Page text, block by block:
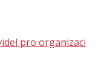
pro organizaci